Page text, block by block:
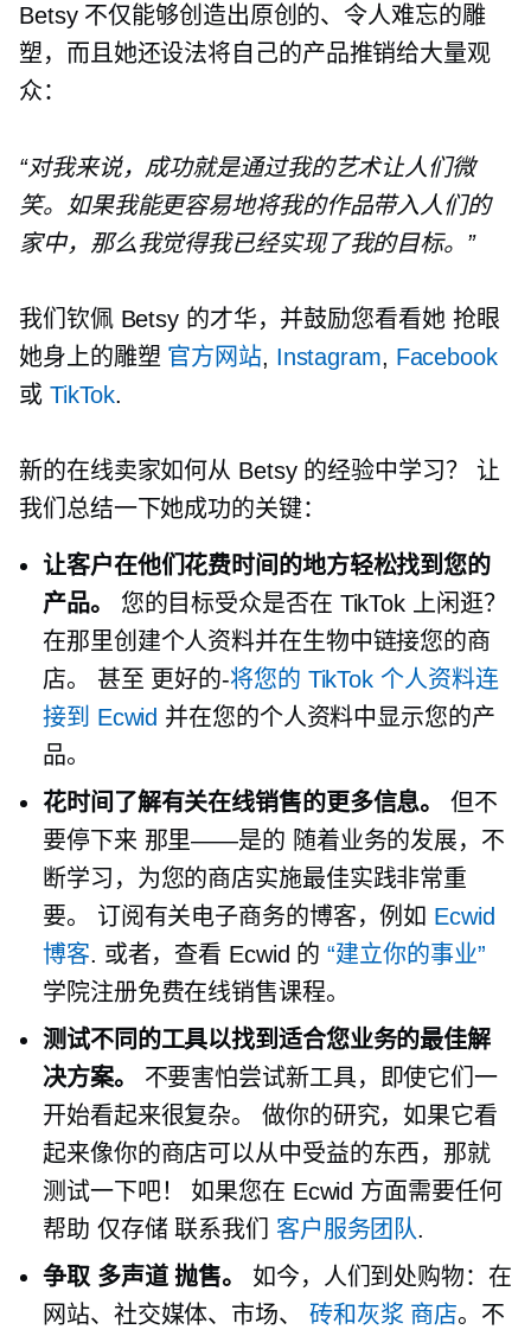
Betsy 不仅能够创造出原创的、令人难忘的雕
塑，而且她还设法将自己的产品推销给大量观
众：
“对我来说，成功就是通过我的艺术让人们微
笑。如果我能更容易地将我的作品带入人们的
家中，那么我觉得我已经实现了我的目标。”
我们钦佩 Betsy 的才华，并鼓励您看看她 抢眼
她身上的雕塑 官方网站, Instagram, Facebook
或 TikTok.
新的在线卖家如何从 Betsy 的经验中学习？ 让
我们总结一下她成功的关键：
让客户在他们花费时间的地方轻松找到您的
产品。
您的目标受众是否在 TikTok 上闲逛？
在那里创建个人资料并在生物中链接您的商
店。 甚至 更好的-将您的 TikTok 个人资料连
接到 Ecwid 并在您的个人资料中显示您的产
品。
花时间了解有关在线销售的更多信息。
但不
要停下来 那里——是的 随着业务的发展，不
断学习，为您的商店实施最佳实践非常重
要。 订阅有关电子商务的博客，例如 Ecwid
博客. 或者，查看 Ecwid 的“建立你的事业”
学院注册免费在线销售课程。
测试不同的工具以找到适合您业务的最佳解
决方案。
不要害怕尝试新工具，即使它们一
开始看起来很复杂。 做你的研究，如果它看
起来像你的商店可以从中受益的东西，那就
测试一下吧！ 如果您在 Ecwid 方面需要任何
帮助 仅存储联系我们 客户服务团队.
争取 多声道抛售。
如今，人们到处购物：在
网站、社交媒体、市场、 砖和灰浆 商店。不